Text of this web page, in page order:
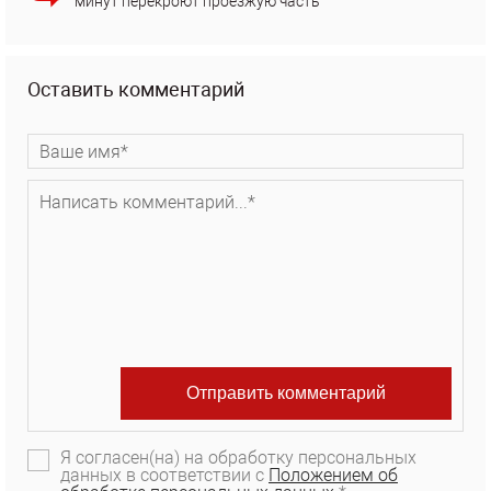
Оставить комментарий
Я согласен(на) на обработку персональных
данных в соответствии с Положением об